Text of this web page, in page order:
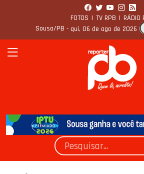
FOTOS | TV RPB | RÁDIO
Sousa/PB - qui, 06 de ago de 2026